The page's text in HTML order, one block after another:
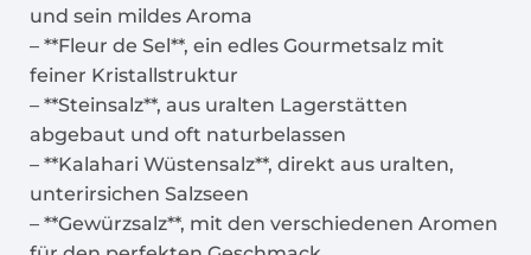
und sein mildes Aroma
– **Fleur de Sel**, ein edles Gourmetsalz mit
feiner Kristallstruktur
– **Steinsalz**, aus uralten Lagerstätten
abgebaut und oft naturbelassen
– **Kalahari Wüstensalz**, direkt aus uralten,
unterirsichen Salzseen
– **Gewürzsalz**, mit den verschiedenen Aromen